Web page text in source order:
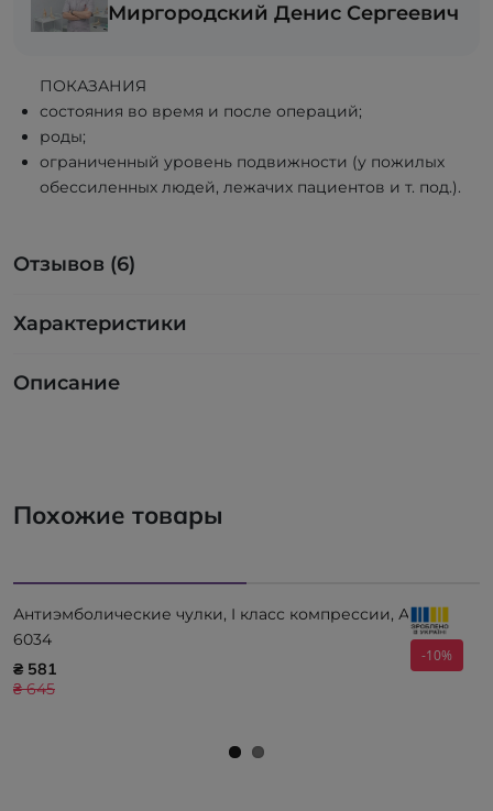
Миргородский Денис Сергеевич
ПОКАЗАНИЯ
состояния во время и после операций;
роды;
ограниченный уровень подвижности (у пожилых
обессиленных людей, лежачих пациентов и т. под.).
Отзывов (6)
Характеристики
Описание
Похожие товары
-10%
Антиэмболические чулки, I класс компрессии, Алком
6034
₴ 581
₴ 645